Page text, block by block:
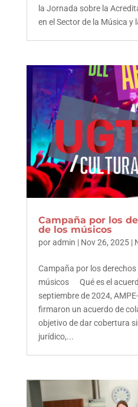
la Jornada sobre la
en el Sector de la Música y
Campaña por los
de los músicos
poradmin | Nov 26, 2025|
Campaña por los
músicos Qué es el
septiembre de 2024,
firmaron un acuerdo de
objetivo de dar cobertura
jurídico,...